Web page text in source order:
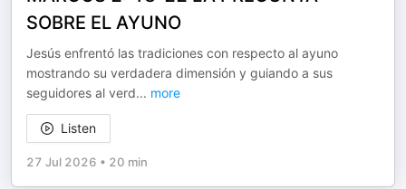
SOBRE EL AYUNO
Jesús enfrentó las tradiciones con respecto al ayuno
mostrando su verdadera dimensión y guiando a sus
seguidores al verd... more
Listen
27 Jul 2026 • 20 min